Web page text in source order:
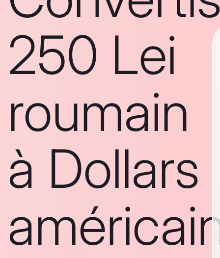
250 Lei
roumain
à Dollars